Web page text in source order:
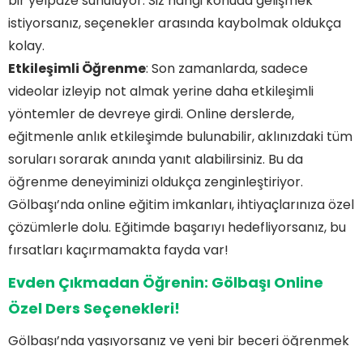
istiyorsanız, seçenekler arasında kaybolmak oldukça
kolay.
Etkileşimli Öğrenme: Son zamanlarda, sadece
videolar izleyip not almak yerine daha etkileşimli
yöntemler de devreye girdi. Online derslerde,
eğitmenle anlık etkileşimde bulunabilir, aklınızdaki tüm
soruları sorarak anında yanıt alabilirsiniz. Bu da
öğrenme deneyiminizi oldukça zenginleştiriyor.
Gölbaşı’nda online eğitim imkanları, ihtiyaçlarınıza özel
çözümlerle dolu. Eğitimde başarıyı hedefliyorsanız, bu
fırsatları kaçırmamakta fayda var!
Evden Çıkmadan Öğrenin: Gölbaşı Online
Özel Ders Seçenekleri!
Gölbaşı’nda yaşıyorsanız ve yeni bir beceri öğrenmek